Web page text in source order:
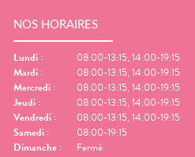
NOS HORAIRES
Lundi :
08:00-13:15, 14:00-19:15
Mardi :
08:00-13:15, 14:00-19:15
Mercredi :
08:00-13:15, 14:00-19:15
Jeudi :
08:00-13:15, 14:00-19:15
Vendredi :
08:00-13:15, 14:00-19:15
Samedi :
08:00-19:15
Dimanche : Fermé